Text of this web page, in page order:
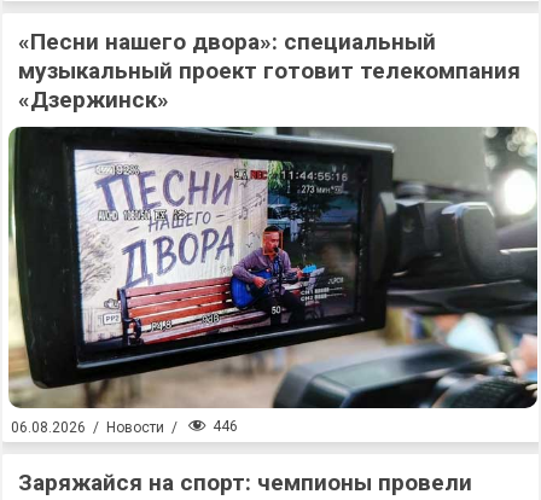
«Песни нашего двора»: специальный
музыкальный проект готовит телекомпания
«Дзержинск»
06.08.2026 / Новости / 446
Заряжайся на спорт: чемпионы провели